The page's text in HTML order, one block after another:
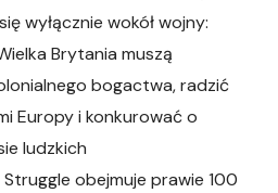
wyłącznie wokół wojny:
Brytania muszą
bogactwa, radzić
Europy i konkurować o
ludzkich
obejmuje prawie 100